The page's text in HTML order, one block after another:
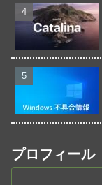
プロフィール